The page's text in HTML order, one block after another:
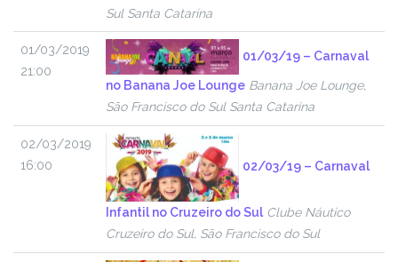
Sul Santa Catarina
01/03/2019
21:00
01/03/19 – Carnaval
no Banana Joe Lounge Banana Joe Lounge,
São Francisco do Sul Santa Catarina
02/03/2019
16:00
02/03/19 – Carnaval
Infantil no Cruzeiro do Sul Clube Náutico
Cruzeiro do Sul, São Francisco do Sul